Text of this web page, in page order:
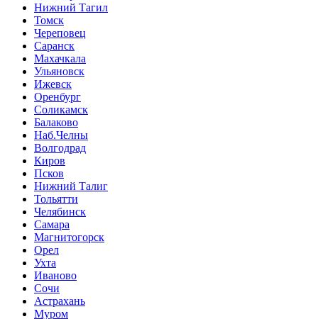
Нижний Тагил
Томск
Череповец
Саранск
Махачкала
Ульяновск
Ижевск
Оренбург
Соликамск
Балаково
Наб.Челны
Волгодрад
Киров
Псков
Нижний Талиг
Тольятти
Челябинск
Самара
Магнитогорск
Орел
Ухта
Иваново
Сочи
Астрахань
Муром